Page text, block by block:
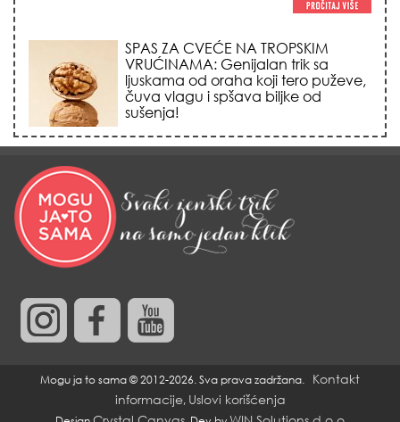
SPAS ZA CVEĆE NA TROPSKIM
VRUĆINAMA: Genijalan trik sa
ljuskama od oraha koji tero puževe,
čuva vlagu i spšava biljke od
sušenja!
NJEGOVOG BEZOBRAZLUKA:
Propala bih u zemlju od srama svaki
put kad vidim kako se muž obraća
svojoj majci!
NAJVEĆI STRAH SVAKOG
RODITELJA: Otkriveno da li se
psihička oboljenja zaista prenose
okidač
Mogu ja to sama © 2012-2026. Sva prava zadržana. Kontakt
informacije, Uslovi korišćenja